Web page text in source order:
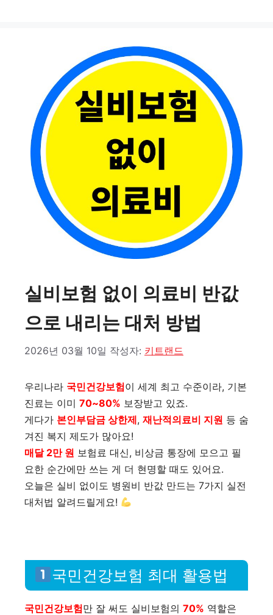
실비보험 없이 의료비 반값
으로 내리는 대처 방법
2026년 03월 10일 작성자: 키트랜드
우리나라 국민건강보험이 세계 최고 수준이라, 기본
진료는 이미 70~80% 보장받고 있죠.
게다가 본인부담금 상한제, 재난적의료비 지원 등 숨
겨진 복지 제도가 많아요!
매달 2만 원 보험료 대신, 비상금 통장에 모으고 필
요한 순간에만 쓰는 게 더 현명할 때도 있어요.
오늘은 실비 없이도 병원비 반값 만드는 7가지 실전
대처법 알려드릴게요!
국민건강보험 최대 활용법
국민건강보험만 잘 써도 실비보험의 70% 역할은